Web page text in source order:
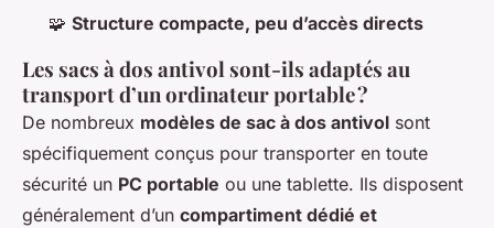
🧩 Structure compacte, peu d’accès directs
Les sacs à dos antivol sont-ils adaptés au
transport d’un ordinateur portable ?
De nombreux modèles de sac à dos antivol sont
spécifiquement conçus pour transporter en toute
sécurité un PC portable ou une tablette. Ils disposent
généralement d’un compartiment dédié et